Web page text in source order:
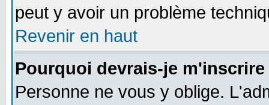
peut y avoir un problème
Revenir en haut
Pourquoi devrais-je
Personne ne vous y oblige.